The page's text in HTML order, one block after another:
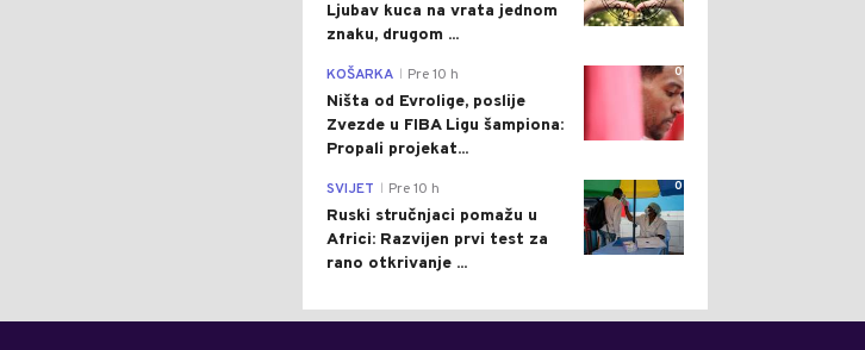
Ljubav kuca na vrata jednom
znaku, drugom ...
0
KOŠARKA Pre 10 h
Ništa od Evrolige, poslije
Zvezde u FIBA Ligu šampiona:
Propali projekat...
0
SVIJET Pre 10 h
Ruski stručnjaci pomažu u
Africi: Razvijen prvi test za
rano otkrivanje ...